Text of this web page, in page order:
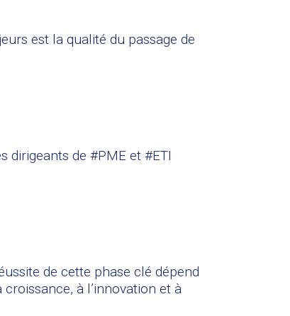
est la qualité du passage de
dirigeants de #PME et #ETI
de cette phase clé dépend
à l’innovation et à